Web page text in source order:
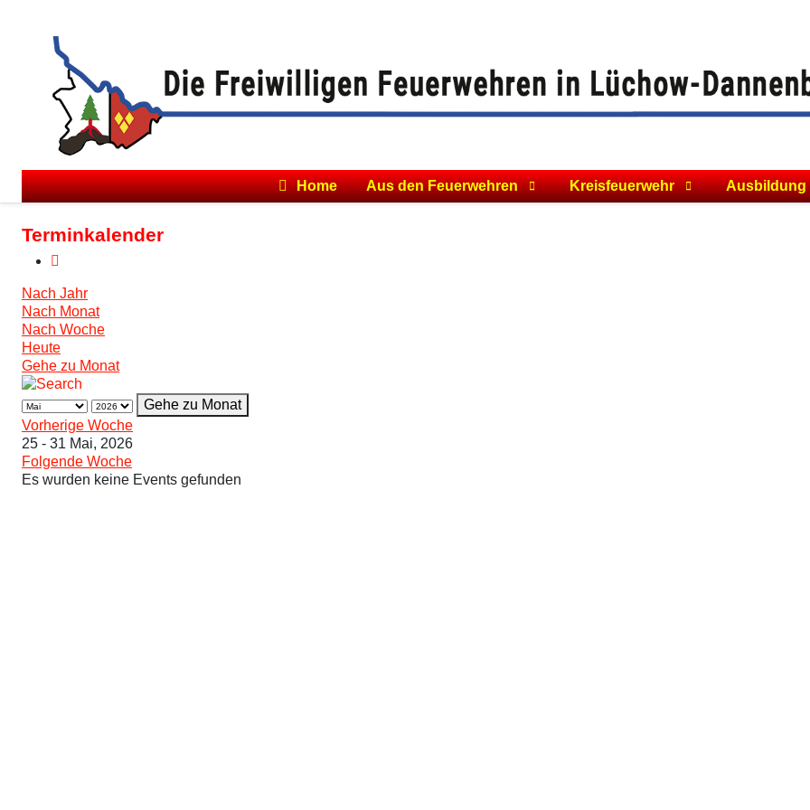
Home Aus den Feuerwehren Kreisfeuerwehr Ausbildung
Terminkalender
Nach Jahr
Nach Monat
Nach Woche
Heute
Gehe zu Monat
Gehe zu Monat
Vorherige Woche
25 - 31 Mai, 2026
Folgende Woche
Es wurden keine Events gefunden